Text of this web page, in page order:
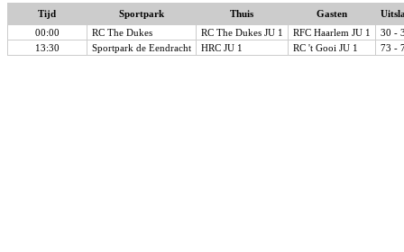
Tijd
Sportpark Thuis Gasten
00:00
RC The Dukes RC The Dukes JU 1 RFC Haarlem JU 1
30 -
13:30
Sportpark de Eendracht HRC JU 1 RC 't Gooi JU 1 73 -